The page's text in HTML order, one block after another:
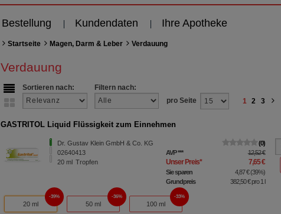
Bestellung Kundendaten Ihre Apotheke
Startseite Magen, Darm & Leber Verdauung
Verdauung
Sortieren nach:
Filtern nach:
pro Seite
1 2 3
GASTRITOL Liquid Flüssigkeit zum Einnehmen
Dr. Gustav Klein GmbH & Co. KG
02640413
20 ml Tropfen
0
AVP*** 12,52 €
Unser Preis* 7,65 €
Sie sparen 4,87 €(39%)
Grundpreis
382,50 €pro 1 l
20 ml
39%
50 ml
36%
100 ml
33%